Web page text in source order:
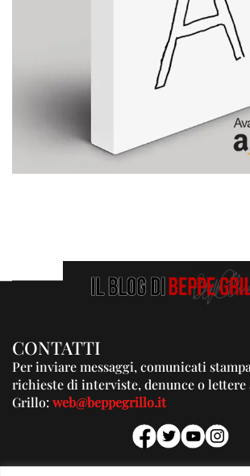
CONTATTI
Per inviare messaggi, comunicati
richieste di interviste, denunce o lettere
Grillo:web@beppegrillo.it